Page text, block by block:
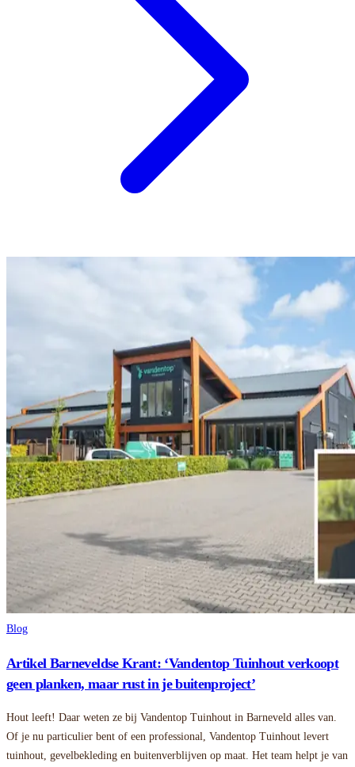
Blog
Artikel Barneveldse Krant: ‘Vandentop Tuinhout verkoopt
geen planken, maar rust in je buitenproject’
Hout leeft! Daar weten ze bij Vandentop Tuinhout in Barneveld alles van.
Of je nu particulier bent of een professional, Vandentop Tuinhout levert
tuinhout, gevelbekleding en buitenverblijven op maat. Het team helpt je van